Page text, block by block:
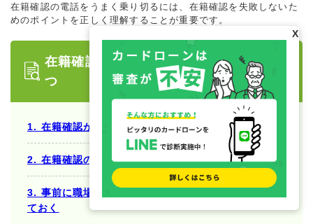
在籍確認の電話をうまく乗り切るには、在籍確認を失敗しないた
めのポイントを正しく理解することが重要です。
在籍確認を失敗しないためのポイント5
つ
1. 在籍確認が失敗するケースを正しく理解する
2. 在籍確認の電話の時間帯を事前に指定しておく
3. 事前に職場の社員へ電話がかかってくることを伝え
ておく
X